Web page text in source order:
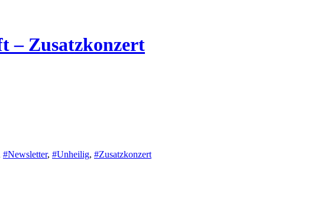
– Zusatzkonzert
#Newsletter, #Unheilig, #Zusatzkonzert